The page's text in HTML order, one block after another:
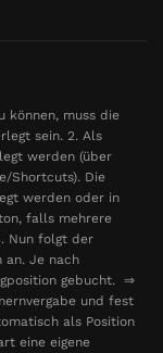
können, muss die
sein. 2. Als
werden (über
Shortcuts). Die
werden oder in
falls mehrere
Nun folgt der
an. Je nach
gebucht. ⇒
und fest
als Position
eine eigene